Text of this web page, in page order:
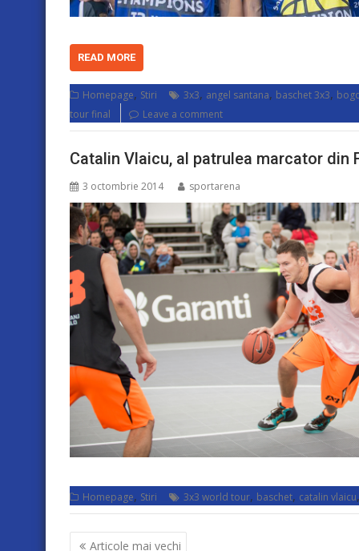
READ MORE
Homepage, Stiri 3x3, angel santana, baschet 3x3,
tour final
Leave a comment
Catalin Vlaicu, al patrulea marcator din
3 octombrie 2014 sportarena
Homepage, Stiri 3x3 world tour, baschet, catalin vlaicu,
Navigare
Articole mai vechi